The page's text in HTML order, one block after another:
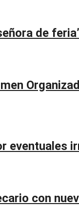
de
eventuales
con